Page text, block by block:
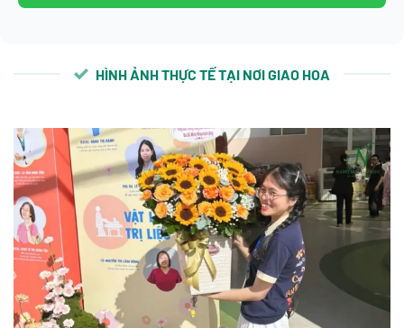
HÌNH ẢNH THỰC TẾ TẠI NƠI GIAO HOA